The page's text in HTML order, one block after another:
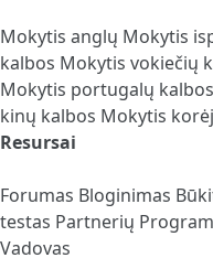
Mokytis anglų Mokytis
kalbos Mokytis vokiečių
Mokytis portugalų kalbos
kinų kalbos Mokytis
Resursai
Forumas Bloginimas
testas Partnerių
Vadovas